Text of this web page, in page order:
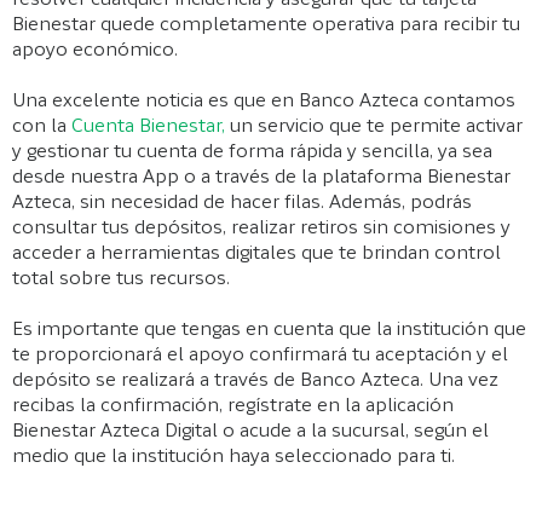
Bienestar quede completamente operativa para recibir tu
apoyo económico.
Una excelente noticia es que en Banco Azteca contamos
con la Cuenta Bienestar, un servicio que te permite activar
y gestionar tu cuenta de forma rápida y sencilla, ya sea
desde nuestra App o a través de la plataforma Bienestar
Azteca, sin necesidad de hacer filas. Además, podrás
consultar tus depósitos, realizar retiros sin comisiones y
acceder a herramientas digitales que te brindan control
total sobre tus recursos.
Es importante que tengas en cuenta que la institución que
te proporcionará el apoyo confirmará tu aceptación y el
depósito se realizará a través de Banco Azteca. Una vez
recibas la confirmación, regístrate en la aplicación
Bienestar Azteca Digital o acude a la sucursal, según el
medio que la institución haya seleccionado para ti.